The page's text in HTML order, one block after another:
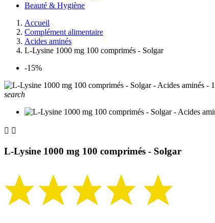
Beauté & Hygiène
Accueil
Complément alimentaire
Acides aminés
L-Lysine 1000 mg 100 comprimés - Solgar
-15%
search
 
L-Lysine 1000 mg 100 comprimés - Solgar